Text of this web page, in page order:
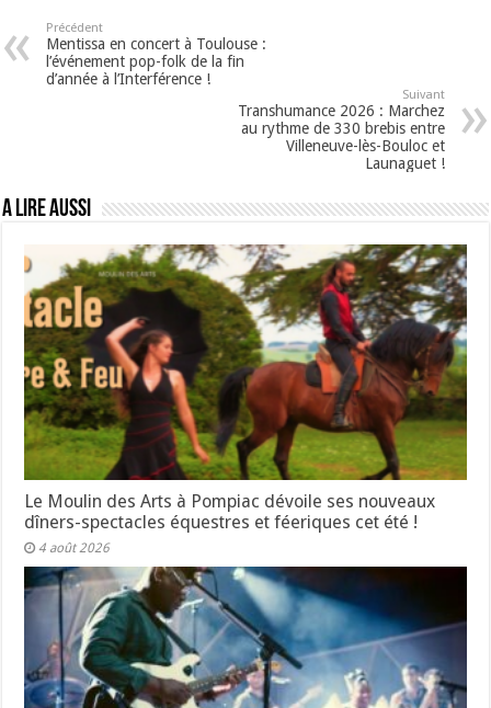
Précédent
Mentissa en concert à Toulouse :
l’événement pop-folk de la fin
d’année à l’Interférence !
Suivant
Transhumance 2026 : Marchez
au rythme de 330 brebis entre
Villeneuve-lès-Bouloc et
Launaguet !
A lire aussi
Le Moulin des Arts à Pompiac dévoile ses nouveaux
dîners-spectacles équestres et féeriques cet été !
4 août 2026